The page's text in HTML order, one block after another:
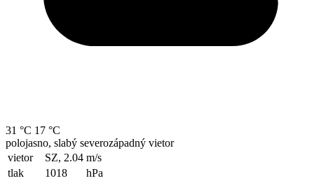
31 °C 17 °C
polojasno, slabý severozápadný vietor
vietor
SZ, 2.04 m/s
tlak
1018
hPa